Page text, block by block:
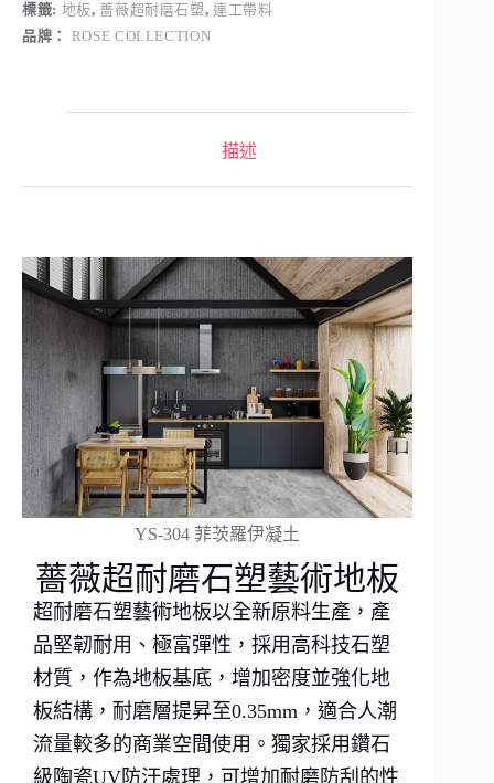
標籤: 地板, 薔薇超耐磨石塑,連工帶料
品牌： ROSE COLLECTION
描述
YS-304 菲茨羅伊凝土
薔薇超耐磨石塑藝術地板
超耐磨石塑藝術地板以全新原料生產，產
品堅韌耐用、極富彈性，採用高科技石塑
材質，作為地板基底，增加密度並強化地
板結構，耐磨層提昇至0.35mm，適合人潮
流量較多的商業空間使用。獨家採用鑽石
級陶瓷UV防汙處理，可增加耐磨防刮的性